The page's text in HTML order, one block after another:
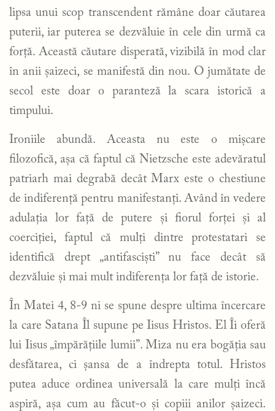
lipsa unui scop transcendent rămâne doar căutarea
puterii, iar puterea se dezvăluie în cele din urmă ca
forță. Această căutare disperată, vizibilă în mod clar
în anii șaizeci, se manifestă din nou. O jumătate de
secol este doar o paranteză la scara istorică a
timpului.
Ironiile abundă. Aceasta nu este o mișcare
filozofică, așa că faptul că Nietzsche este adevăratul
patriarh mai degrabă decât Marx este o chestiune
de indiferență pentru manifestanți. Având în vedere
adulația lor față de putere și fiorul forței și al
coerciției, faptul că mulți dintre protestatari se
identifică drept „antifasciști” nu face decât să
dezvăluie și mai mult indiferența lor față de istorie.
În Matei 4, 8-9 ni se spune despre ultima încercare
la care Satana Îl supune pe Iisus Hristos. El Îi oferă
lui Iisus „împărățiile lumii”. Miza nu era bogăția sau
desfătarea, ci șansa de a îndrepta totul. Hristos
putea aduce ordinea universală la care mulți încă
aspiră, așa cum au făcut-o și copiii anilor șaizeci.